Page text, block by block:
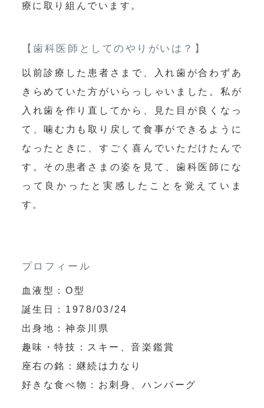
療に取り組んでいます。
【歯科医師としてのやりがいは？】
以前診療した患者さまで、入れ歯が合わずあ
きらめていた方がいらっしゃいました。私が
入れ歯を作り直してから、見た目が良くなっ
て、噛む力も取り戻して食事ができるように
なったときに、すごく喜んでいただけたんで
す。その患者さまの姿を見て、歯科医師にな
って良かったと実感したことを覚えていま
す。
プロフィール
血液型：O型
誕生日：1978/03/24
出身地：神奈川県
趣味・特技：スキー、音楽鑑賞
座右の銘：継続は力なり
好きな食べ物：お刺身、ハンバーグ